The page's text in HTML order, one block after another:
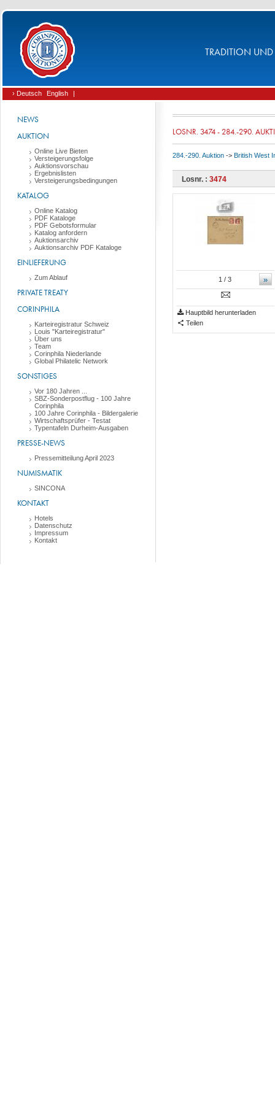
TRADITION UND
› Deutsch English |
NEWS
AUKTION
Online Live Bieten
Versteigerungsfolge
Auktionsvorschau
Ergebnislisten
Versteigerungsbedingungen
KATALOG
Online Katalog
PDF Kataloge
PDF Gebotsformular
Katalog anfordern
Auktionsarchiv
Auktionsarchiv PDF Kataloge
EINLIEFERUNG
Zum Ablauf
PRIVATE TREATY
CORINPHILA
Karteiregistratur Schweiz
Louis "Karteiregistratur"
Über uns
Team
Corinphila Niederlande
Global Philatelic Network
SONSTIGES
Vor 180 Jahren ...
SBZ-Sonderpostflug - 100 Jahre
Corinphila
100 Jahre Corinphila - Bildergalerie
Wirtschaftsprüfer - Testat
Typentafeln Durheim-Ausgaben
PRESSE-NEWS
Pressemitteilung April 2023
NUMISMATIK
SINCONA
KONTAKT
Hotels
Datenschutz
Impressum
Kontakt
LOSNR. 3474 - 284.-290.
284.-290. Auktion -> British West
Losnr. : 3474
»
1 / 3
Hauptbild herunterladen
Teilen